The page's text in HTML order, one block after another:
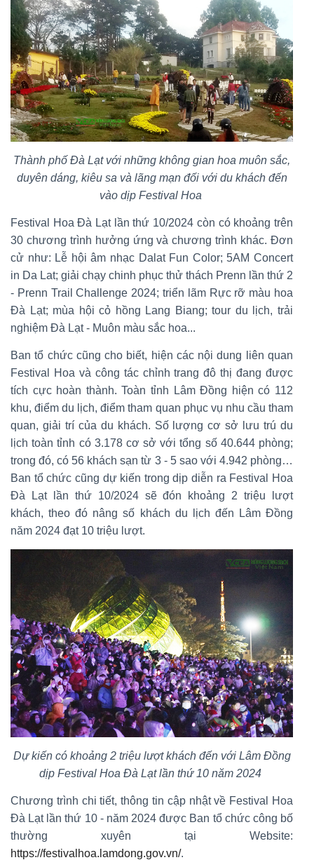
Thành phố Đà Lạt với những không gian hoa muôn sắc,
duyên dáng, kiêu sa và lãng mạn đối với du khách đến
vào dịp Festival Hoa
Festival Hoa Đà Lạt lần thứ 10/2024 còn có khoảng trên
30 chương trình hưởng ứng và chương trình khác. Đơn
cử như: Lễ hội âm nhạc Dalat Fun Color; 5AM Concert
in Da Lat; giải chạy chinh phục thử thách Prenn lần thứ 2
- Prenn Trail Challenge 2024; triển lãm Rực rỡ màu hoa
Đà Lạt; mùa hội cỏ hồng Lang Biang; tour du lịch, trải
nghiệm Đà Lạt - Muôn màu sắc hoa...
Ban tổ chức cũng cho biết, hiện các nội dung liên quan
Festival Hoa và công tác chỉnh trang đô thị đang được
tích cực hoàn thành. Toàn tỉnh Lâm Đồng hiện có 112
khu, điểm du lịch, điểm tham quan phục vụ nhu cầu tham
quan, giải trí của du khách. Số lượng cơ sở lưu trú du
lịch toàn tỉnh có 3.178 cơ sở với tổng số 40.644 phòng;
trong đó, có 56 khách sạn từ 3 - 5 sao với 4.942 phòng…
Ban tổ chức cũng dự kiến trong dịp diễn ra Festival Hoa
Đà Lạt lần thứ 10/2024 sẽ đón khoảng 2 triệu lượt
khách, theo đó nâng số khách du lịch đến Lâm Đồng
năm 2024 đạt 10 triệu lượt.
Dự kiến có khoảng 2 triệu lượt khách đến với Lâm Đồng
dịp Festival Hoa Đà Lạt lần thứ 10 năm 2024
Chương trình chi tiết, thông tin cập nhật về Festival Hoa
Đà Lạt lần thứ 10 - năm 2024 được Ban tổ chức công bố
thường xuyên tại Website:
https://festivalhoa.lamdong.gov.vn/.